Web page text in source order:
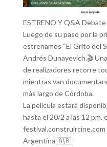
ESTRENO Y Q&A
Luego de su paso por la
estrenamos “El Grito del
Andrés Dunayevich.🎬
de realizadores recorre
mientras van
más largo de Córdoba.
La película estará
hasta el 20/2 a las 12 pm.
festival.construircine.com
Argentina 🇦🇷